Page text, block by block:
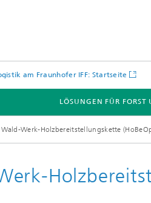
am Fraunhofer IFF: Startseite
LÖSUNGEN FÜR FORST
Werk-Holzbereitstellungskette